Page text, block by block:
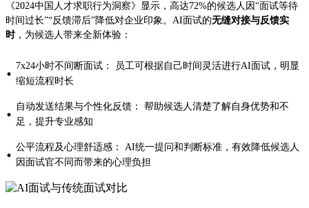
《2024中国人才求职行为洞察》显示，高达72%的候选人因“面试等待
时间过长”“反馈滞后”降低对企业印象。AI面试的无缝对接与反馈实
时，为候选人带来全新体验：
· 7x24小时不间断面试： 员工可根据自己时间灵活进行AI面试，明显
缩短流程时长
· 自动发送结果与个性化反馈： 帮助候选人清楚了解自身优势和不
足，提升专业感知
· 公平流程及心理舒适感： AI统一提问和判断标准，有效降低候选人
因面试官不同而带来的心理负担